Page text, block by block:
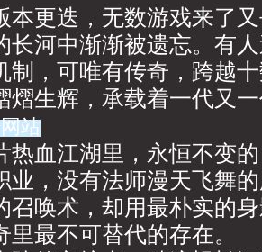
本更迭，无数游戏来了
长河中渐渐被遗忘。有
制，可唯有传奇，跨越
熠生辉，承载着一代又
站
热血江湖里，永恒不变
业，没有法师漫天飞舞
召唤术，却用最朴实的
最不可替代的存在。